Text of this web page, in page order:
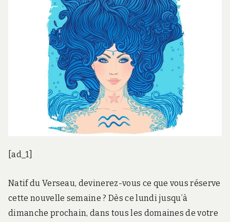
[ad_1]
Natif du Verseau, devinerez-vous ce que vous réserve
cette nouvelle semaine ? Dès ce lundi jusqu’à
dimanche prochain, dans tous les domaines de votre